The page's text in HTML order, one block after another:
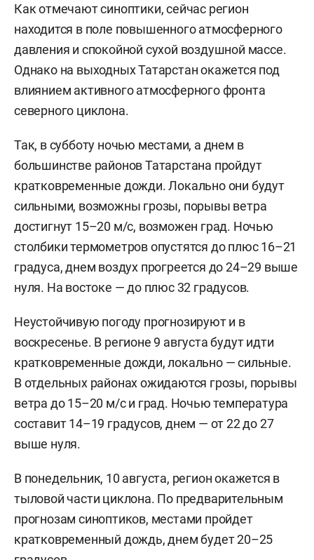
Как отмечают синоптики, сейчас регион
находится в поле повышенного атмосферного
давления и спокойной сухой воздушной массе.
Однако на выходных Татарстан окажется под
влиянием активного атмосферного фронта
северного циклона.
Так, в субботу ночью местами, а днем в
большинстве районов Татарстана пройдут
кратковременные дожди. Локально они будут
сильными, возможны грозы, порывы ветра
достигнут 15–20 м/с, возможен град. Ночью
столбики термометров опустятся до плюс 16–21
градуса, днем воздух прогреется до 24–29 выше
нуля. На востоке — до плюс 32 градусов.
Неустойчивую погоду прогнозируют и в
воскресенье. В регионе 9 августа будут идти
кратковременные дожди, локально — сильные.
В отдельных районах ожидаются грозы, порывы
ветра до 15–20 м/с и град. Ночью температура
составит 14–19 градусов, днем — от 22 до 27
выше нуля.
В понедельник, 10 августа, регион окажется в
тыловой части циклона. По предварительным
прогнозам синоптиков, местами пройдет
кратковременный дождь, днем будет 20–25